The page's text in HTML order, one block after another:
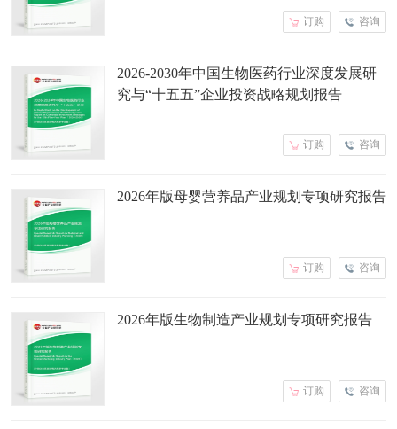
咨询
订购
2026-2030年中国生物医药行业深度发展研
究与“十五五”企业投资战略规划报告
咨询
订购
2026年版母婴营养品产业规划专项研究报告
咨询
订购
2026年版生物制造产业规划专项研究报告
咨询
订购